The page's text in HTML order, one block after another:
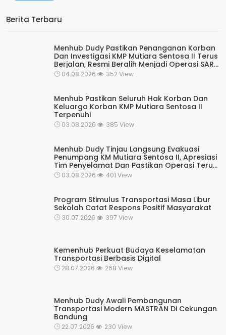
Berita Terbaru
Menhub Dudy Pastikan Penanganan Korban
Dan Investigasi KMP Mutiara Sentosa II Terus
Berjalan, Resmi Beralih Menjadi Operasi SAR
Rutin Kesiapsiagaan
04.08.2026 352 View
Menhub Pastikan Seluruh Hak Korban Dan
Keluarga Korban KMP Mutiara Sentosa II
Terpenuhi
03.08.2026 385 View
Menhub Dudy Tinjau Langsung Evakuasi
Penumpang KM Mutiara Sentosa II, Apresiasi
Tim Penyelamat Dan Pastikan Operasi Terus
Berjalan
03.08.2026 401 View
Program Stimulus Transportasi Masa Libur
Sekolah Catat Respons Positif Masyarakat
30.07.2026 397 View
Kemenhub Perkuat Budaya Keselamatan
Transportasi Berbasis Digital
28.07.2026 268 View
Menhub Dudy Awali Pembangunan
Transportasi Modern MASTRAN Di Cekungan
Bandung
22.07.2026 230 View